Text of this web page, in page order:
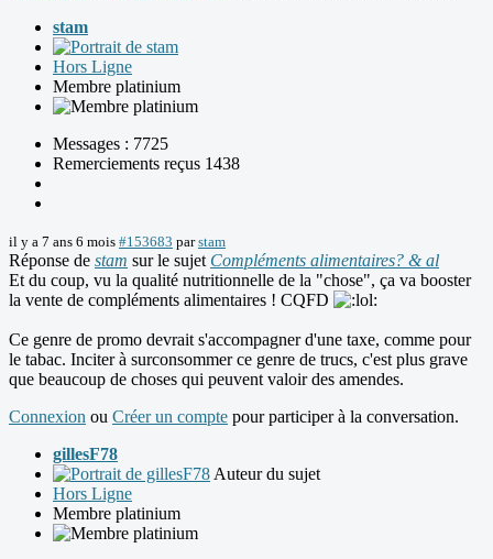
stam
Hors Ligne
Membre platinium
Messages : 7725
Remerciements reçus 1438
il y a 7 ans 6 mois #153683 parstam
Réponse de stam sur le sujet Compléments alimentaires? & al
Et du coup, vu la qualité nutritionnelle de la "chose", ça va booster
la vente de compléments alimentaires ! CQFD
Ce genre de promo devrait s'accompagner d'une taxe, comme pour
le tabac. Inciter à surconsommer ce genre de trucs, c'est plus grave
que beaucoup de choses qui peuvent valoir des amendes.
Connexion ou Créer un compte pour participer à la conversation.
gillesF78
Auteur du sujet
Hors Ligne
Membre platinium